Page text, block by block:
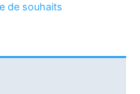
de souhaits